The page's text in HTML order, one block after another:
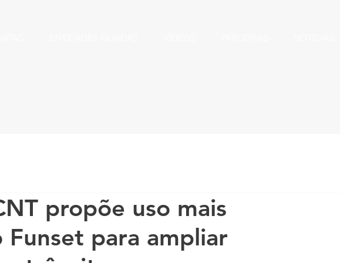
propõe uso mais
para ampliar